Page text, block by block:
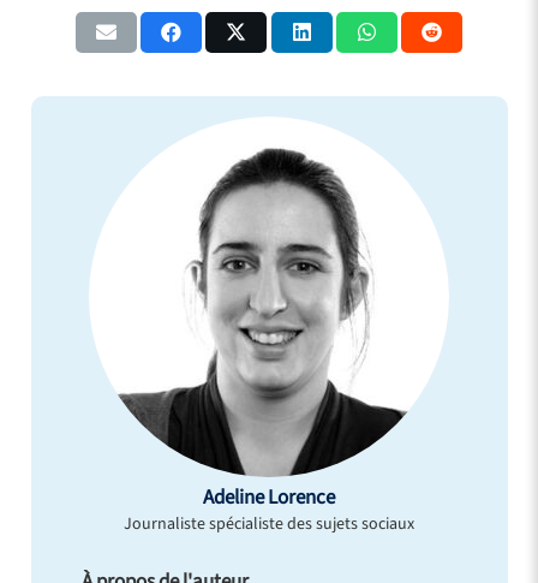
Adeline Lorence
Journaliste spécialiste des sujets sociaux